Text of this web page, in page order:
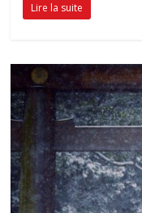
Lire la suite